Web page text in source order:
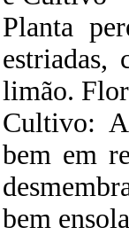
Planta
estriadas,
limão.
Cultivo:
bem em
bem